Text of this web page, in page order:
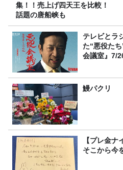
集！！売上げ四天王を比較！
話題の唐船峡も
テレビとラ
た“悪役た
会議室』7/
鰻パクリ
【プレ金ナ
そこから今